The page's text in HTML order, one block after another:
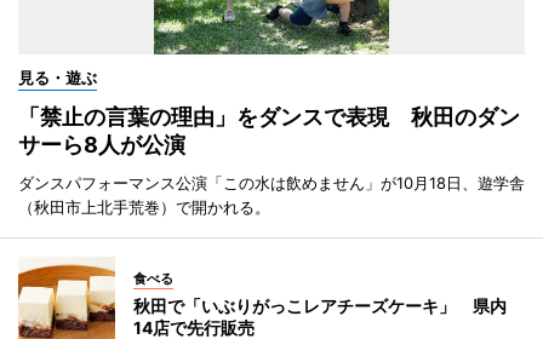
見る・遊ぶ
「禁止の言葉の理由」をダンスで表現 秋田のダン
サーら8人が公演
ダンスパフォーマンス公演「この水は飲めません」が10月18日、遊学舎
（秋田市上北手荒巻）で開かれる。
食べる
秋田で「いぶりがっこレアチーズケーキ」 県内
14店で先行販売